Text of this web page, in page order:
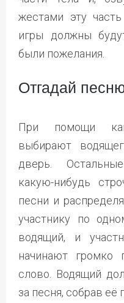
жестами эту
игры должны
были пожелания.
Отгадай
При помощи
выбирают
дверь.
какую-нибудь
песни и
участнику по
водящий, и
начинают громко
слово. Водящий
за песня, собрав её